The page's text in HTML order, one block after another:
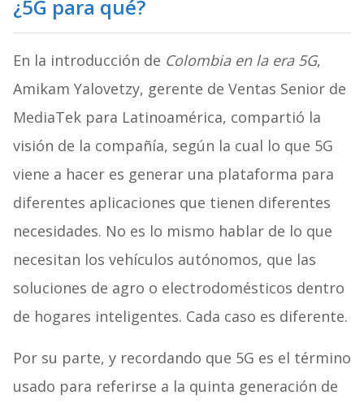
¿5G para qué?
En la introducción de Colombia en la era 5G,
Amikam Yalovetzy, gerente de Ventas Senior de
MediaTek para Latinoamérica, compartió la
visión de la compañía, según la cual lo que 5G
viene a hacer es generar una plataforma para
diferentes aplicaciones que tienen diferentes
necesidades. No es lo mismo hablar de lo que
necesitan los vehículos autónomos, que las
soluciones de agro o electrodomésticos dentro
de hogares inteligentes. Cada caso es diferente.
Por su parte, y recordando que 5G es el término
usado para referirse a la quinta generación de